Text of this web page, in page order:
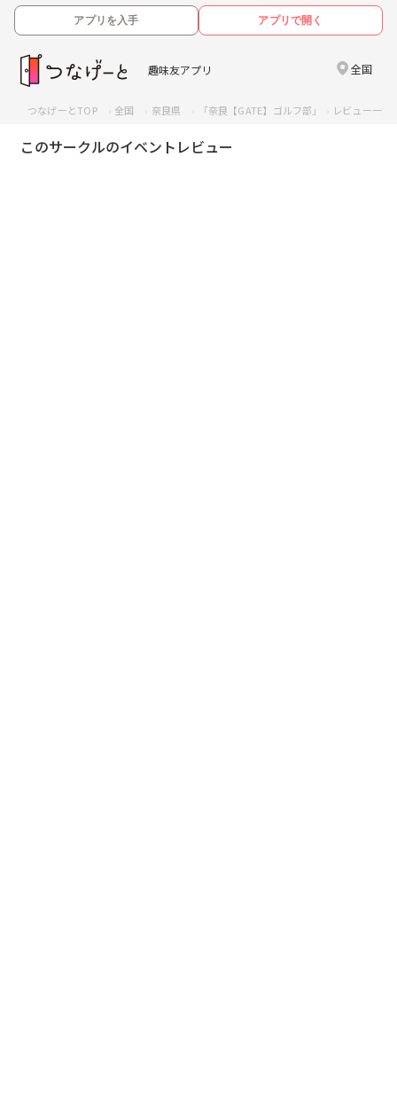
アプリを入手 アプリで開く
趣味友アプリ 全国
つなげーとTOP 全国 奈良県 「奈良【GATE】ゴルフ部」 レビュー一覧
このサークルのイベントレビュー